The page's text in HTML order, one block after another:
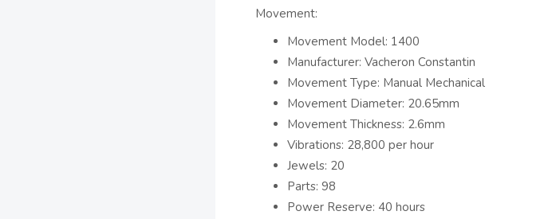
Movement:
Movement Model: 1400
Manufacturer: Vacheron Constantin
Movement Type: Manual Mechanical
Movement Diameter: 20.65mm
Movement Thickness: 2.6mm
Vibrations: 28,800 per hour
Jewels: 20
Parts: 98
Power Reserve: 40 hours